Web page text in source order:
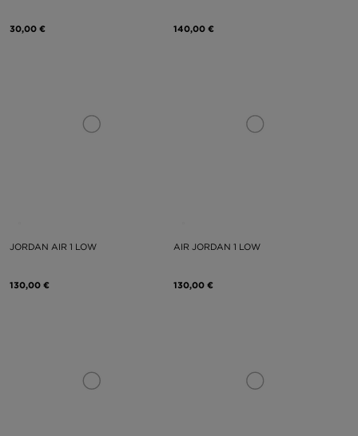
30,00 € 140,00 €
JORDAN AIR 1 LOW
130,00 €
AIR JORDAN 1 LOW
130,00 €